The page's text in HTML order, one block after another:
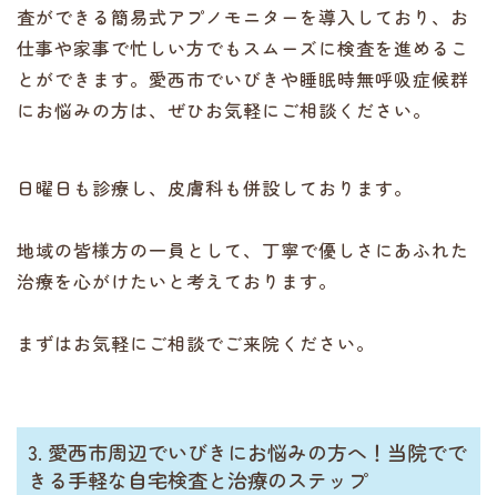
査ができる簡易式アプノモニターを導入しており、お
仕事や家事で忙しい方でもスムーズに検査を進めるこ
とができます。愛西市でいびきや睡眠時無呼吸症候群
にお悩みの方は、ぜひお気軽にご相談ください。
日曜日も診療し、皮膚科も併設しております。
地域の皆様方の一員として、丁寧で優しさにあふれた
治療を心がけたいと考えております。
まずはお気軽にご相談でご来院ください。
3. 愛西市周辺でいびきにお悩みの方へ！当院でで
きる手軽な自宅検査と治療のステップ